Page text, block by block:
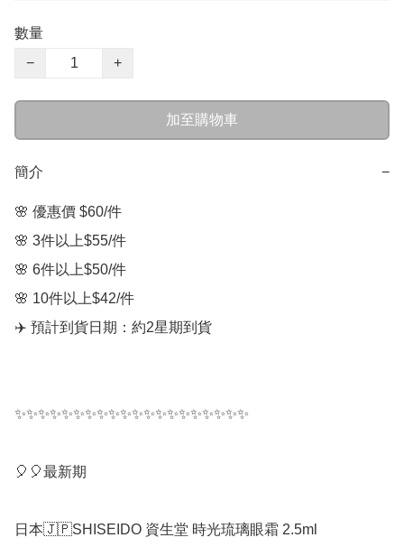
數量
−
+
加至購物車
簡介 −
🌸 優惠價 $60/件
🌸 3件以上$55/件
🌸 6件以上$50/件
🌸 10件以上$42/件
✈️ 預計到貨日期：約2星期到貨
✨✨✨✨✨✨✨✨✨✨✨✨✨✨✨✨✨✨✨✨
🎈🎈最新期
日本🇯🇵SHISEIDO 資生堂 時光琉璃眼霜 2.5ml